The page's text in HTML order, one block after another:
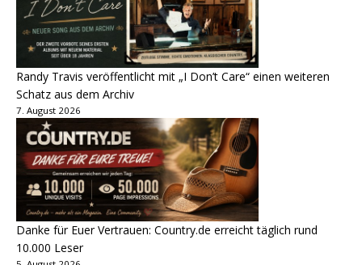
Randy Travis veröffentlicht mit „I Don’t Care“ einen weiteren
Schatz aus dem Archiv
7. August 2026
Danke für Euer Vertrauen: Country.de erreicht täglich rund
10.000 Leser